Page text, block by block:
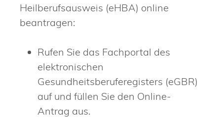
Heilberufsausweis (eHBA) online
beantragen:
Rufen Sie das Fachportal des
elektronischen
Gesundheitsberuferegisters (eGBR)
auf und füllen Sie den Online-
Antrag aus.